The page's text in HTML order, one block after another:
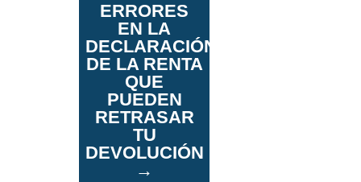
ERRORES
EN LA
DECLARACIÓN
DE LA RENTA
QUE
PUEDEN
RETRASAR
TU
DEVOLUCIÓN
→